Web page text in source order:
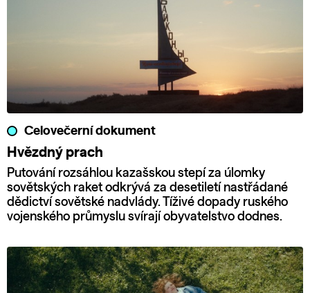
Celovečerní dokument
Hvězdný prach
Putování rozsáhlou kazašskou stepí za úlomky
sovětských raket odkrývá za desetiletí nastřádané
dědictví sovětské nadvlády. Tíživé dopady ruského
vojenského průmyslu svírají obyvatelstvo dodnes.